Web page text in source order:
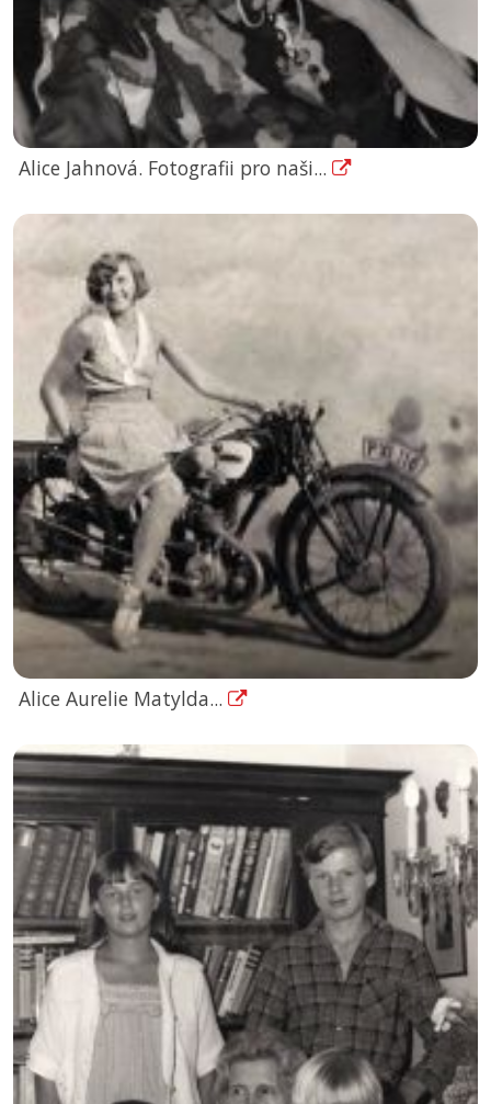
Alice Jahnová. Fotografii pro naši...
Alice Aurelie Matylda...